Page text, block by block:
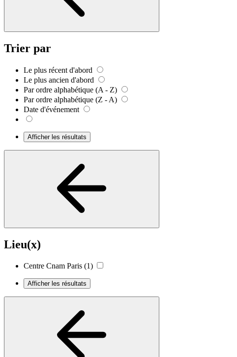
Trier par
Le plus récent d'abord
Le plus ancien d'abord
Par ordre alphabétique (A - Z)
Par ordre alphabétique (Z - A)
Date d'événement
Afficher les résultats
Lieu(x)
Centre Cnam Paris (1)
Afficher les résultats